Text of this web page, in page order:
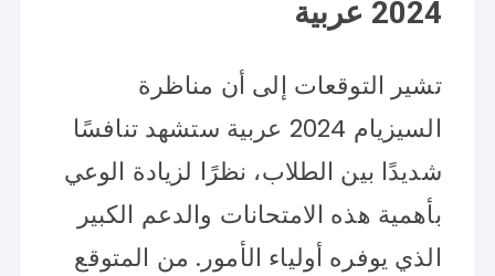
2024 عربية
تشير التوقعات إلى أن مناظرة
السيزيام 2024 عربية ستشهد تنافسًا
شديدًا بين الطلاب، نظرًا لزيادة الوعي
بأهمية هذه الامتحانات والدعم الكبير
الذي يوفره أولياء الأمور. من المتوقع